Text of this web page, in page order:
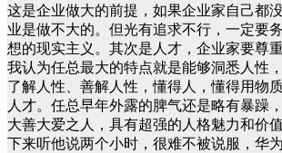
这是企业做大的前提，如果企业家自己都
业是做不大的。但光有追求不行，一定要
想的现实主义。其次是人才，企业家要尊
我认为任总最大的特点就是能够洞悉人性
了解人性、善解人性，懂得人，懂得用物
人才。任总早年外露的脾气还是略有暴躁
大善大爱之人，具有超强的人格魅力和价
下来听他说两个小时，很难不被说服，华